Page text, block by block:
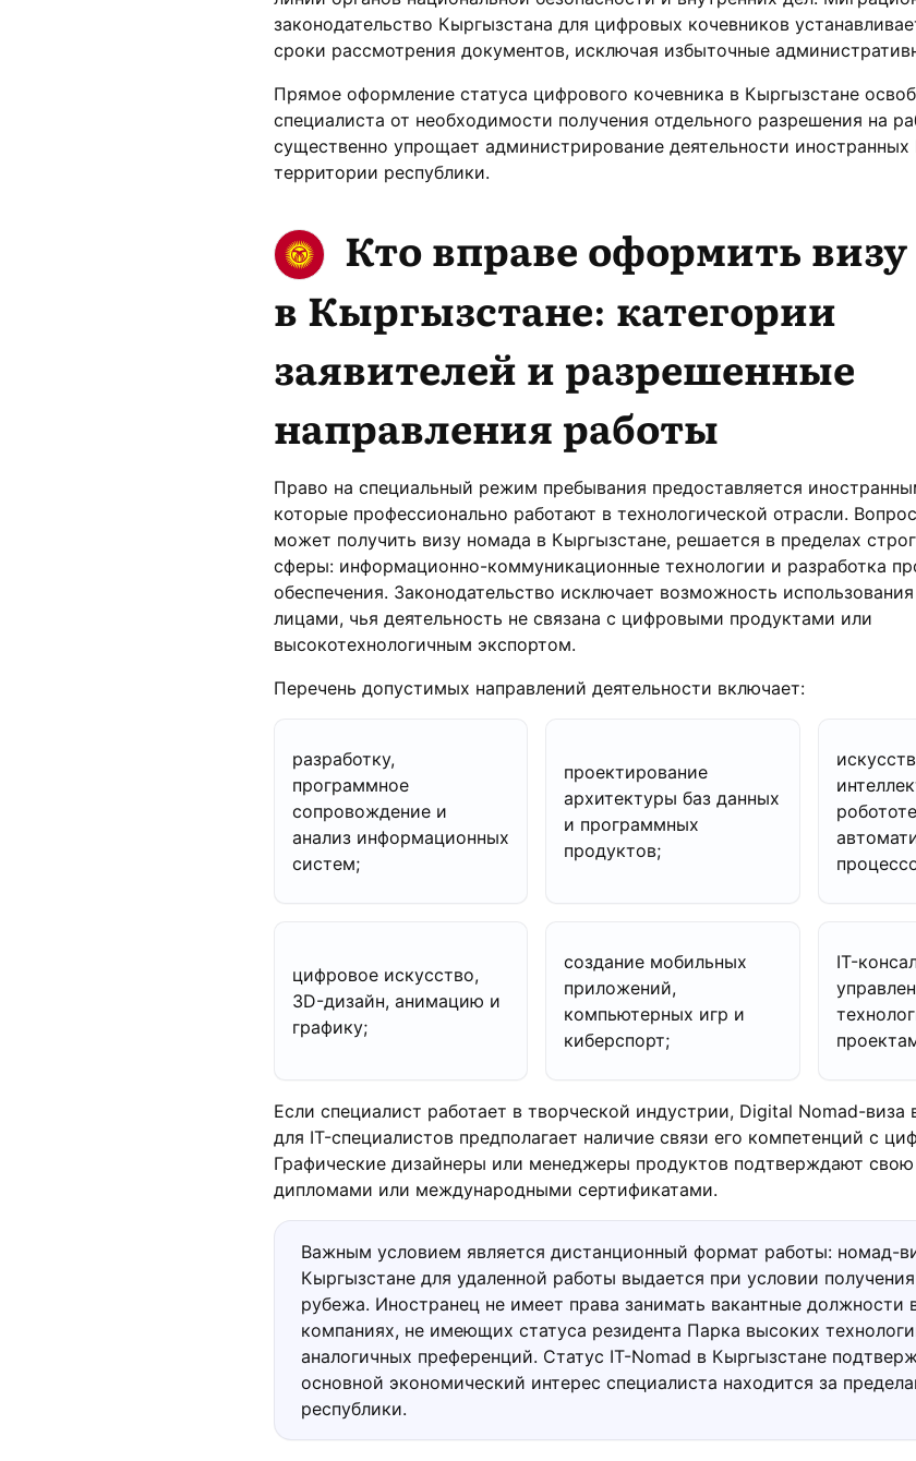
законодательство Кыргызстана для цифровых кочевников
сроки рассмотрения документов, исключая избыточные
Прямое оформление статуса цифрового кочевника в Кыргызстане
специалиста от необходимости получения отдельного разрешения на
существенно упрощает администрирование деятельности иностранных
территории республики.
Кто вправе оформить
в Кыргызстане: категории
заявителей и разрешенные
направления работы
Право на специальный режим пребывания предоставляется
которые профессионально работают в технологической отрасли.
может получить визу номада в Кыргызстане, решается в пределах
сферы: информационно-коммуникационные технологии и разработка
обеспечения. Законодательство исключает возможность использования
лицами, чья деятельность не связана с цифровыми продуктами или
высокотехнологичным экспортом.
Перечень допустимых направлений деятельности включает:
разработку,
программное
сопровождение и
анализ информационных
систем;
проектирование
архитектуры баз данных
и программных
продуктов;
цифровое искусство,
3D-дизайн, анимацию и
графику;
создание мобильных
приложений,
компьютерных игр и
киберспорт;
IT-
Если специалист работает в творческой индустрии, Digital Nomad-виза
для IT-специалистов предполагает наличие связи его компетенций с
Графические дизайнеры или менеджеры продуктов подтверждают
дипломами или международными сертификатами.
Важным условием является дистанционный формат работы: номад-
Кыргызстане для удаленной работы выдается при условии
рубежа. Иностранец не имеет права занимать вакантные должности
компаниях, не имеющих статуса резидента Парка высоких
аналогичных преференций. Статус IT-Nomad в Кыргызстане
основной экономический интерес специалиста находится за
республики.